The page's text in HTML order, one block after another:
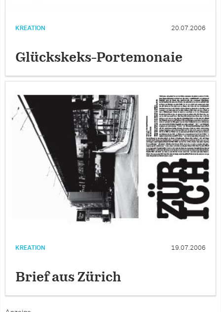
KREATION 20.07.2006
Glückskeks-Portemonaie
KREATION 19.07.2006
Brief aus Zürich